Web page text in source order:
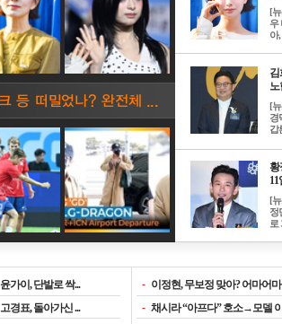
[
우
아,
김
노
[
경
갑
황
11
[
정
로
윤가이, 단발로 싹...
고경표, 돌아가신 ...
- 이정현, 무보정 맞아? 어마어마
- 채시라 “아프다” 호소→모델